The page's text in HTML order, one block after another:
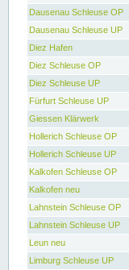
Dausenau Schleuse OP
Dausenau Schleuse UP
Diez Hafen
Diez Schleuse OP
Diez Schleuse UP
Fürfurt Schleuse UP
Giessen Klärwerk
Hollerich Schleuse OP
Hollerich Schleuse UP
Kalkofen Schleuse OP
Kalkofen neu
Lahnstein Schleuse OP
Lahnstein Schleuse UP
Leun neu
Limburg Schleuse UP